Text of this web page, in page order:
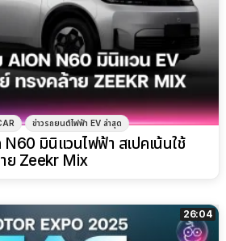
ข่าวรถยนต์ไฟฟ้า EV ล่าสุด
N60 มินิแวนไฟฟ้า สเปคเน้นใช้
ย Zeekr Mix
26:04